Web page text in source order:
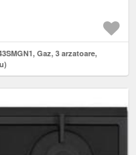
Gaz, 3 arzatoare,